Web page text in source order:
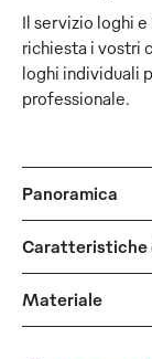
Il servizio loghi
richiesta i vostri
loghi individuali
professionale.
Panoramica
Caratteristiche
Materiale